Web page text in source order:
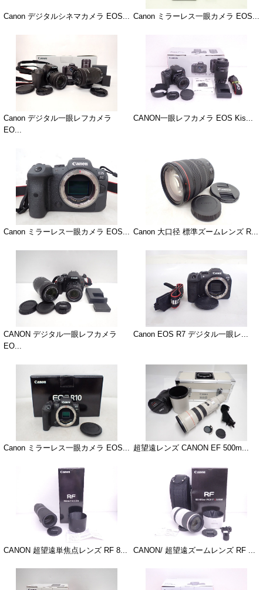
Canon デジタルシネマカメラ EOS... Canon ミラーレス一眼カメラ EOS...
Canon デジタル一眼レフカメラ
EO...
CANON一眼レフカメラ EOS Kis...
Canon ミラーレス一眼カメラ EOS... Canon 大口径 標準ズームレンズ R...
CANON デジタル一眼レフカメラ
EO...
Canon EOS R7 デジタル一眼レ...
Canon ミラーレス一眼カメラ EOS... 超望遠レンズ CANON EF 500m...
CANON 超望遠単焦点レンズ RF 8... CANON/ 超望遠ズームレンズ RF ...